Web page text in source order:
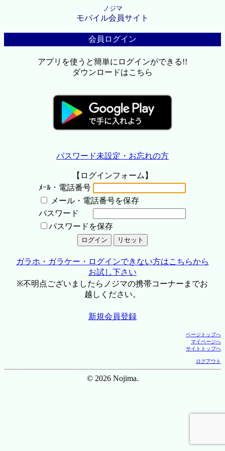
ノジマ
モバイル会員サイト
会員ログイン
アプリを使うと簡単にログインができる!!
ダウンロードはこちら
パスワード未設定・お忘れの方
【ログインフォーム】
ﾒｰﾙ・電話番号
メール・電話番号を保存
パスワード
パスワードを保存
ガラホ・ガラケー・ログインできない方はこちらから
お試し下さい
※不明点ございましたらノジマの携帯コーナーまでお
越しください。
新規会員登録
ページトップへ
マイページへ
サイトトップへ
ログアウト
© 2026 Nojima.